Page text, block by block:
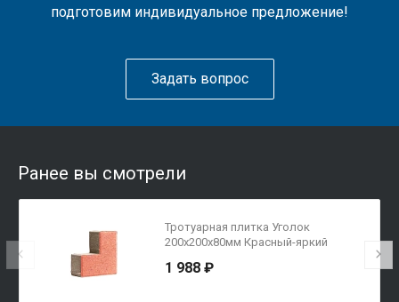
подготовим индивидуальное предложение!
Задать вопрос
Ранее вы смотрели
Тротуарная плитка Уголок
200х200х80мм Красный-яркий
1 988 ₽